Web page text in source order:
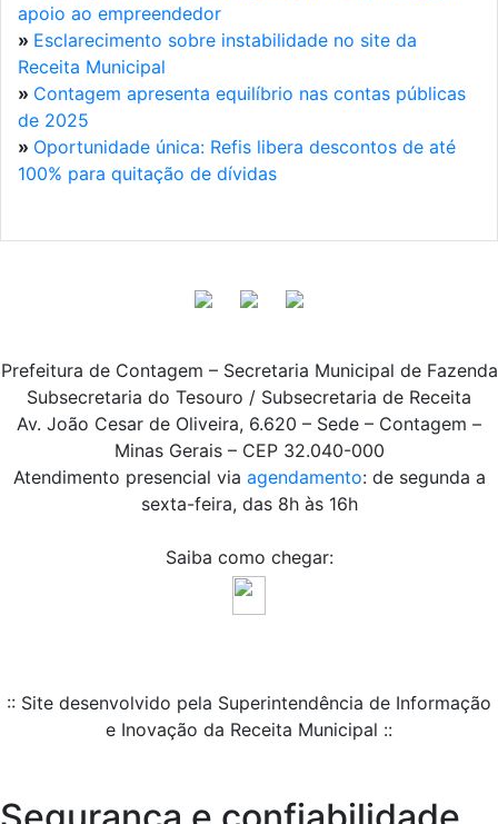
apoio ao empreendedor
» Esclarecimento sobre instabilidade no site da
Receita Municipal
» Contagem apresenta equilíbrio nas contas públicas
de 2025
» Oportunidade única: Refis libera descontos de até
100% para quitação de dívidas
Prefeitura de Contagem – Secretaria Municipal de Fazenda
Subsecretaria do Tesouro / Subsecretaria de Receita
Av. João Cesar de Oliveira, 6.620 – Sede – Contagem –
Minas Gerais – CEP 32.040-000
Atendimento presencial via agendamento: de segunda a
sexta-feira, das 8h às 16h
Saiba como chegar:
:: Site desenvolvido pela Superintendência de Informação
e Inovação da Receita Municipal ::